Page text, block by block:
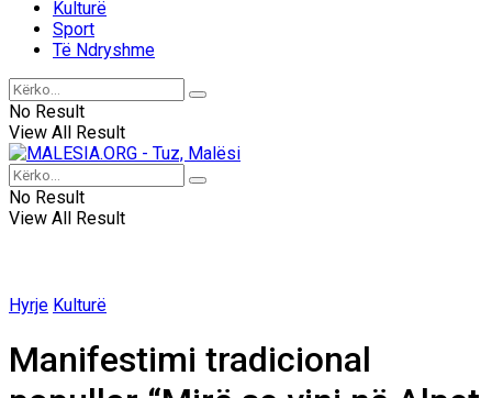
Kulturë
Sport
Të Ndryshme
No Result
View All Result
No Result
View All Result
Hyrje Kulturë
Manifestimi tradicional